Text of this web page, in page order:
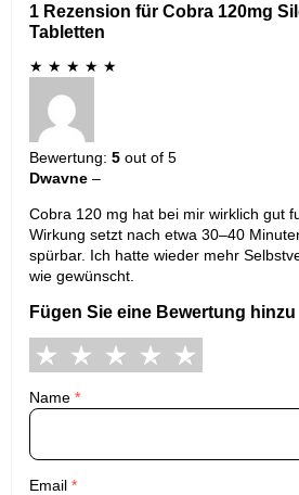
1 Rezension für Cobra 120mg
Tabletten
★ ★ ★ ★ ★
Bewertung: 5 out of 5
Dwavne –
Cobra 120 mg hat bei mir wirklich gut
Wirkung setzt nach etwa 30–40
spürbar. Ich hatte wieder mehr
wie gewünscht.
Fügen Sie eine Bewertung hinzu
Name *
Email *